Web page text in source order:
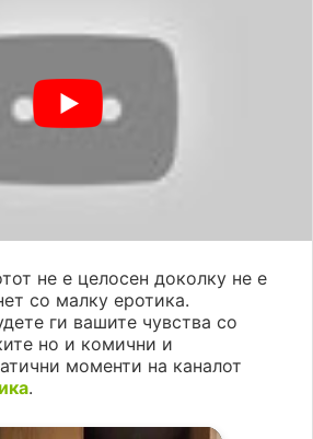
не е целосен доколку не е
со малку еротика.
ги вашите чувства со
но и комични и
моменти на каналот
.